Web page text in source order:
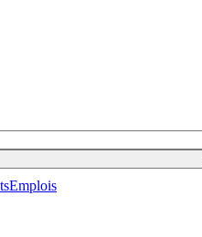
Emplois